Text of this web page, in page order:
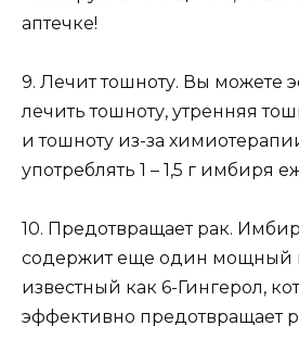
аптечке!
9. Лечит тошноту. Вы можете
лечить тошноту, утренняя
и тошноту из-за
употреблять 1 – 1,5 г имбиря
10. Предотвращает рак.
содержит еще один мощный
известный как 6-Гингерол,
эффективно предотвращает